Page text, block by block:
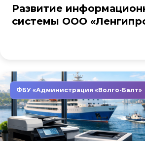
Развитие
системы ООО
ФБУ «Администрация «Волго-Балт»